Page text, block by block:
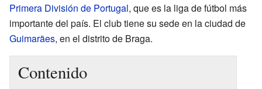
Primera División de Portugal, que es la liga de fútbol más
importante del país. El club tiene su sede en la ciudad de
Guimarães, en el distrito de Braga.
Contenido